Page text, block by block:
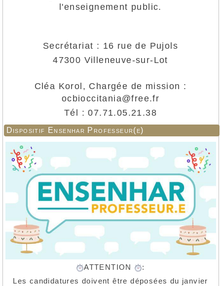
l'enseignement public.
Secrétariat : 16 rue de Pujols
47300 Villeneuve-sur-Lot
Cléa Korol, Chargée de mission :
ocbioccitania@free.fr
Tél : 07.71.05.21.38
Dispositif Ensenhar Professeur(e)
ATTENTION
:
Les candidatures doivent être déposées du janvier